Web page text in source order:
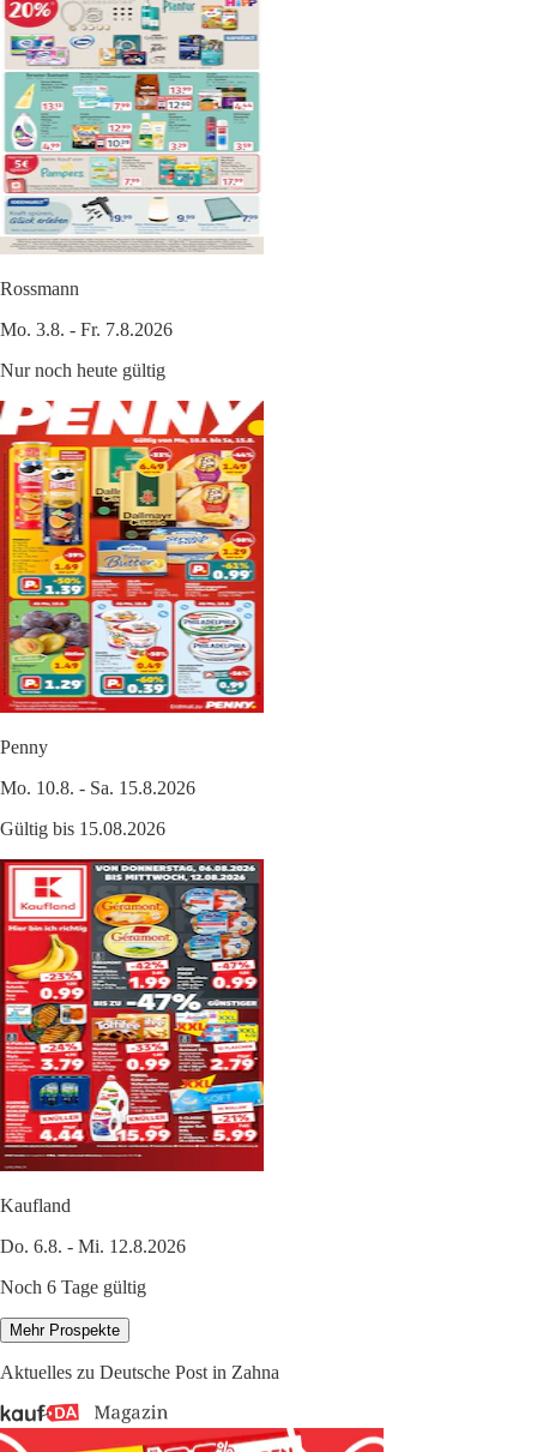
Rossmann
Mo. 3.8. - Fr. 7.8.2026
Nur noch heute gültig
Penny
Mo. 10.8. - Sa. 15.8.2026
Gültig bis 15.08.2026
Kaufland
Do. 6.8. - Mi. 12.8.2026
Noch 6 Tage gültig
Mehr Prospekte
Aktuelles zu Deutsche Post in Zahna